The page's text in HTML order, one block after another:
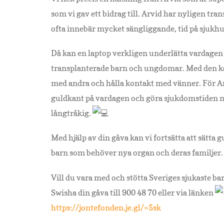
som vi gav ett bidrag till. Arvid har nyligen
ofta innebär mycket sängliggande, tid på
Då kan en laptop verkligen underlätta
transplanterade barn och ungdomar. Med den
med andra och hålla kontakt med vänner. För
guldkant påvardagen och göra sjukdomstiden
långtråkig.
Med hjälp av din gåva kan vi fortsätta att sätta
barn som behöver nya organ och deras familjer.
Vill du vara med och stötta Sveriges sjukaste
Swisha din gåva till 900 48 70 eller via länken
https://jontefonden.je.gl/=5sk